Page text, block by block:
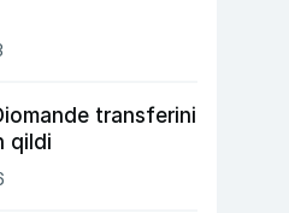
transferini
qildi